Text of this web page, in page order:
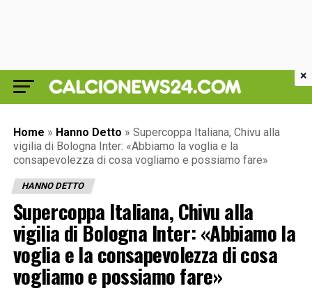
Home » Hanno Detto » Supercoppa Italiana, Chivu alla
vigilia di Bologna Inter: «Abbiamo la voglia e la
consapevolezza di cosa vogliamo e possiamo fare»
HANNO DETTO
Supercoppa Italiana, Chivu alla
vigilia di Bologna Inter: «Abbiamo la
voglia e la consapevolezza di cosa
vogliamo e possiamo fare»
×